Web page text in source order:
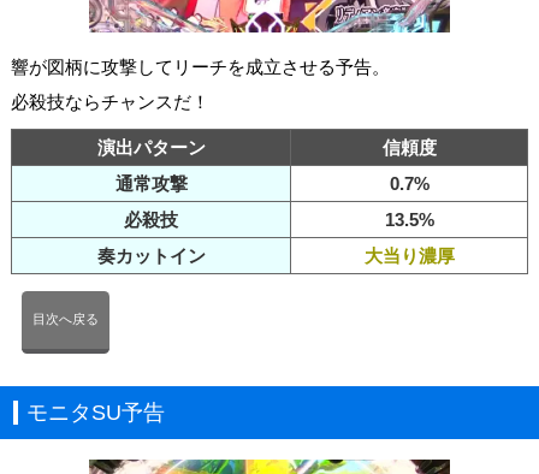
響が図柄に攻撃してリーチを成立させる予告。
必殺技ならチャンスだ！
演出パターン
信頼度
通常攻撃
0.7%
必殺技
13.5%
奏カットイン
大当り濃厚
目次へ戻る
モニタSU予告